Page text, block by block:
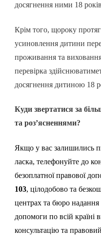
досягнення ними 18
Крім того, щороку
усиновлення дитини
проживання та
перевірка
досягнення дитиною 18
Куди звертатися за
та роз’ясненнями?
Якщо у вас залишились
ласка, телефонуйте до
безоплатної правової
103, цілодобово та
центрах та бюро надання
допомоги по всій
консультацію та